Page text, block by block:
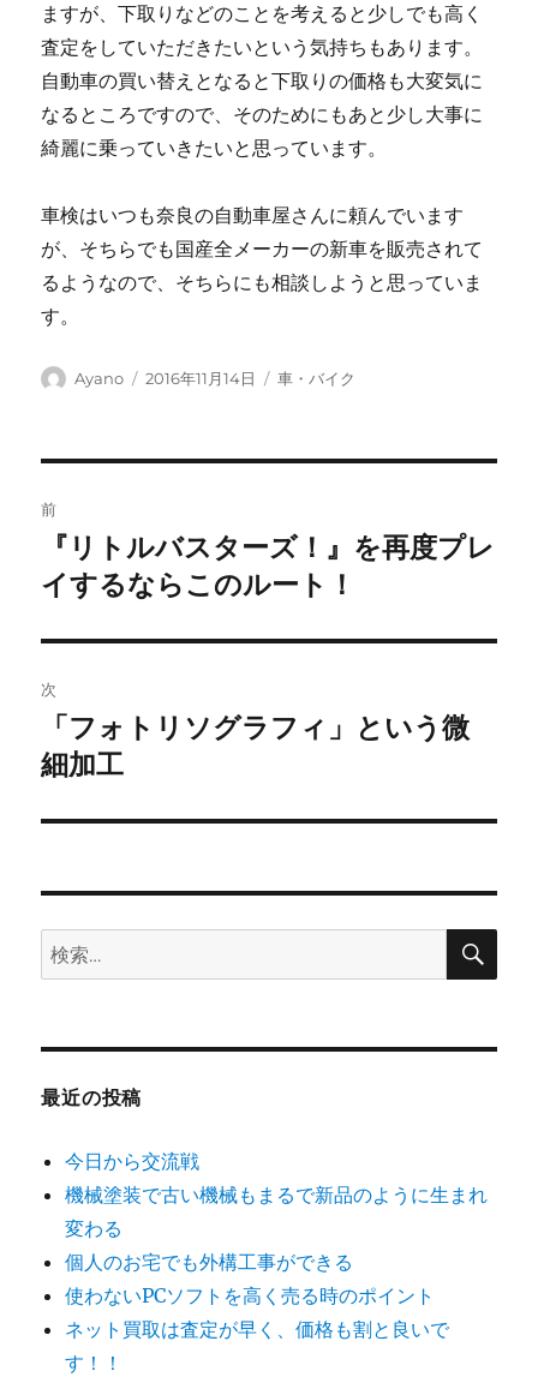
ますが、下取りなどのことを考えると少しでも高く
査定をしていただきたいという気持ちもあります。
自動車の買い替えとなると下取りの価格も大変気に
なるところですので、そのためにもあと少し大事に
綺麗に乗っていきたいと思っています。
車検はいつも奈良の自動車屋さんに頼んでいます
が、そちらでも国産全メーカーの新車を販売されて
るようなので、そちらにも相談しようと思っていま
す。
投
Ayano
投
2016年11月14日
カ
車・バイク
稿
ナ
ビ
ゲ
ー
シ
ン
前
前
の
稿:
『リトルバスターズ！』を再度プレ
イするならこのルート！
次
次
の
稿:
「フォトリソグラフィ」という微
細加工
検
索:
検
最近の投稿
今日から交流戦
機械塗装で古い機械もまるで新品のように生まれ
変わる
個人のお宅でも外構工事ができる
使わないPCソフトを高く売る時のポイント
ネット買取は査定が早く、価格も割と良いで
す！！